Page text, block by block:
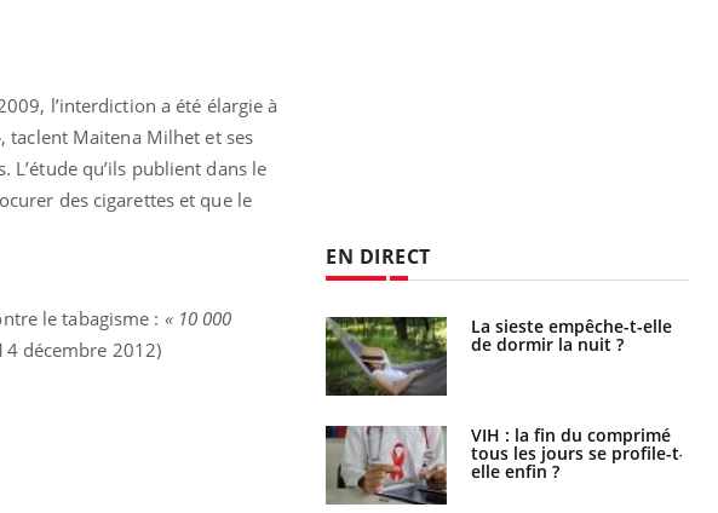
l’interdiction a été élargie à
taclent Maitena Milhet et ses
L’étude qu’ils publient dans le
des cigarettes et que le
le tabagisme : « 10 000
décembre 2012)
EN DIRECT
Chikungunya, dengue,
West Nile : que se passe-
t-il dans le sud de la
La sieste empêche-t-elle
de dormir la nuit ?
VIH : la fin du comprimé
tous les jours se profile-t-
elle enfin ?